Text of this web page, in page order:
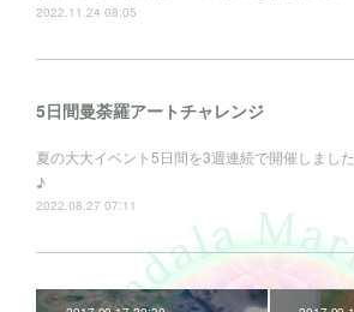
2022.11.24 08:05
5日間曼荼羅アートチャレンジ
夏の大大イベント5日間を3週連続で開催しました
♪
2022.08.27 07:11